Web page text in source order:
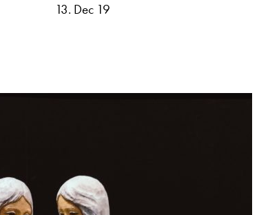
13. Dec 19